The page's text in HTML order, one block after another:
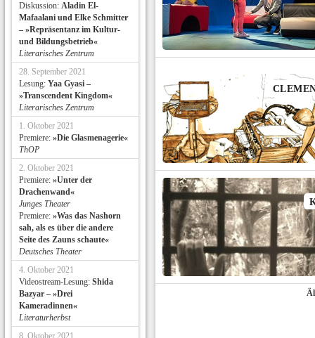
Diskussion: Aladin El-
Mafaalani und Elke Schmitter
– »Repräsentanz im Kultur-
und Bildungsbetrieb«
Literarisches Zentrum
28. September 2021
Lesung: Yaa Gyasi –
»Transcendent Kingdom«
Literarisches Zentrum
1. Oktober 2021
Premiere: »Die Glasmenagerie«
ThOP
2. Oktober 2021
Premiere: »Unter der
Drachenwand«
Junges Theater
Premiere: »Was das Nashorn
sah, als es über die andere
Seite des Zauns schaute«
Deutsches Theater
4. Oktober 2021
Videostream-Lesung: Shida
Bazyar – »Drei
Kameradinnen«
Literaturherbst
8. Oktober 2021